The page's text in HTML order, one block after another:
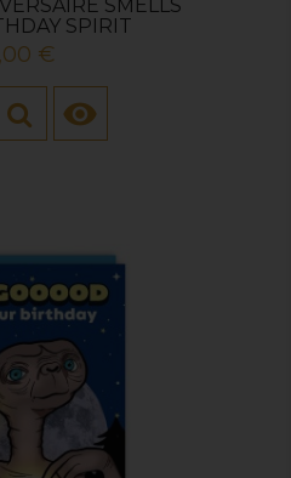
SMELLS
SPIRIT
€
